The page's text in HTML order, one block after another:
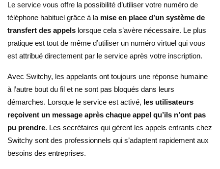
Le service vous offre la possibilité d’utiliser votre numéro de
téléphone habituel grâce à la mise en place d’un système de
transfert des appels lorsque cela s’avère nécessaire. Le plus
pratique est tout de même d’utiliser un numéro virtuel qui vous
est attribué directement par le service après votre inscription.
Avec Switchy, les appelants ont toujours une réponse humaine
à l’autre bout du fil et ne sont pas bloqués dans leurs
démarches. Lorsque le service est activé, les utilisateurs
reçoivent un message après chaque appel qu’ils n’ont pas
pu prendre. Les secrétaires qui gèrent les appels entrants chez
Switchy sont des professionnels qui s’adaptent rapidement aux
besoins des entreprises.